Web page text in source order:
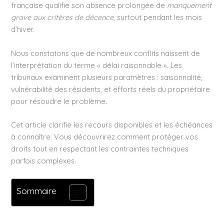
française qualifie son absence prolongée de manquement
grave aux critères de décence, surtout pendant les mois
d’hiver.
Nous constatons que de nombreux conflits naissent de
l’interprétation du terme « délai raisonnable ». Les
tribunaux examinent plusieurs paramètres : saisonnalité,
vulnérabilité des résidents, et efforts réels du propriétaire
pour résoudre le problème.
Cet article clarifie les recours disponibles et les échéances
à connaître. Vous découvrirez comment protéger vos
droits tout en respectant les contraintes techniques
parfois complexes.
Sommaire